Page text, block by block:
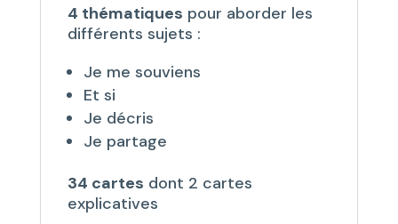
4 thématiques pour aborder les
différents sujets :
Je me souviens
Et si
Je décris
Je partage
34 cartes dont 2 cartes
explicatives